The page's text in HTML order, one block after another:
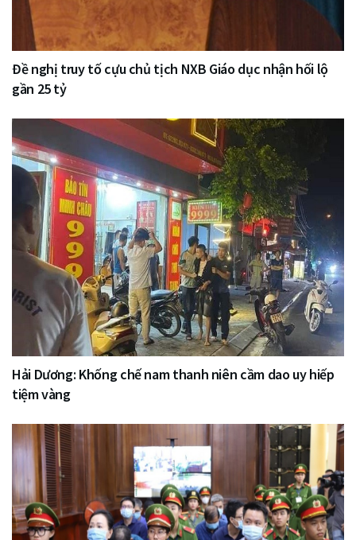
Đề nghị truy tố cựu chủ tịch NXB Giáo dục nhận hối lộ
gần 25 tỷ
Hải Dương: Khống chế nam thanh niên cầm dao uy hiếp
tiệm vàng